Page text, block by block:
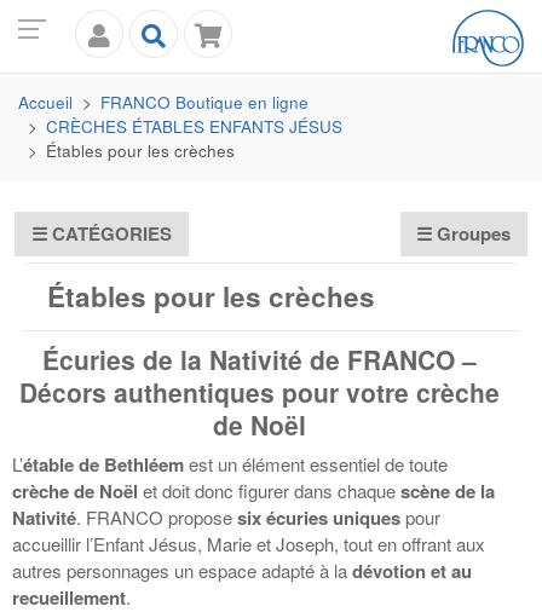
Accueil FRANCO Boutique en ligne
CRÈCHES ÉTABLES ENFANTS JÉSUS
Étables pour les crèches
☰CATÉGORIES ☰ Groupes
Étables pour les crèches
Écuries de la Nativité de FRANCO–
Décors authentiques pour votre crèche
de Noël
L’étable de Bethléemest un élément essentiel de toute
crèche de Noël et doit donc figurer dans chaquescène de la
Nativité. FRANCO proposesix écuries uniquespour
accueillir l’Enfant Jésus, Marie et Joseph, tout en offrant aux
autres personnages un espace adapté à ladévotion et au
recueillement.